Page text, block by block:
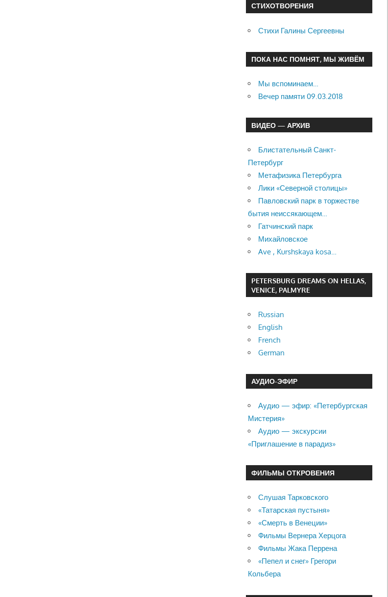
СТИХОТВОРЕНИЯ
Стихи Галины Сергеевны
ПОКА НАС ПОМНЯТ, МЫ ЖИВЁМ
Мы вспоминаем…
Вечер памяти 09.03.2018
ВИДЕО — АРХИВ
Блистательный Санкт-
Петербург
Метафизика Петербурга
Лики «Северной столицы»
Павловский парк в торжестве
бытия неиссякающем…
Гатчинский парк
Михайловское
Ave , Kurshskaya kosa…
PETERSBURG DREAMS ON HELLAS,
VENICE, PALMYRE
Russian
English
French
German
АУДИО-ЭФИР
Аудио — эфир: «Петербургская
Мистерия»
Аудио — экскурсии
«Приглашение в парадиз»
ФИЛЬМЫ ОТКРОВЕНИЯ
Слушая Тарковского
«Татарская пустыня»
«Смерть в Венеции»
Фильмы Вернера Херцога
Фильмы Жака Перрена
«Пепел и снег» Грегори
Кольбера